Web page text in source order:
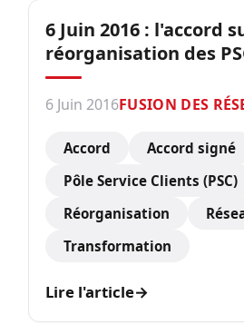
6 Juin 2016 : l'accord
réorganisation des
6 Juin 2016FUSION DES
Accord
Accord signé
Pôle Service Clients (PSC)
Réorganisation
Transformation
Lire l'article→